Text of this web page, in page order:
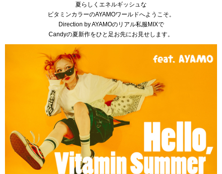
夏らしくエネルギッシュな
ビタミンカラーのAYAMOワールドへようこそ。
Direction by AYAMOのリアル私服MIXで
Candyの夏新作をひと足お先にお見せします。